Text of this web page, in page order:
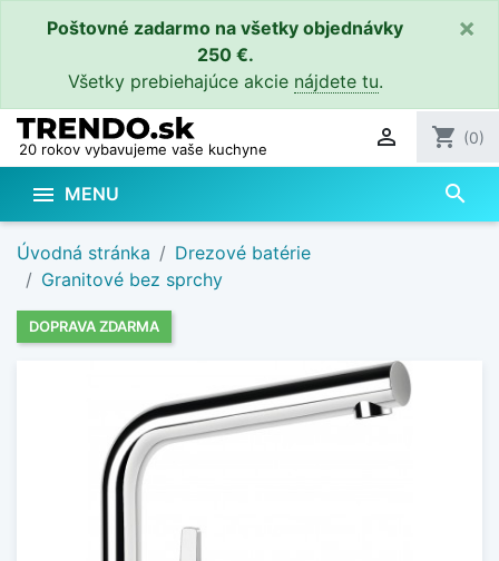
Poštovné zadarmo na všetky objednávky
250 €.
Všetky prebiehajúce akcie nájdete tu.
×
20 rokov vybavujeme vaše kuchyne  shopping_cart (0)
 MENU search
Úvodná stránka
Drezové batérie
Granitové bez sprchy
DOPRAVA ZDARMA